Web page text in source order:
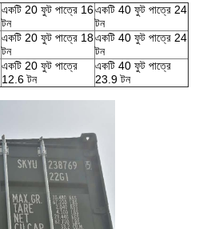
একটি 20 ফুট পাত্রে 16
টন
একটি 40 ফুট পাত্রে 24
টন
একটি 20 ফুট পাত্রে 18
টন
একটি 40 ফুট পাত্রে 24
টন
একটি 20 ফুট পাত্রে
12.6 টন
একটি 40 ফুট পাত্রে
23.9 টন